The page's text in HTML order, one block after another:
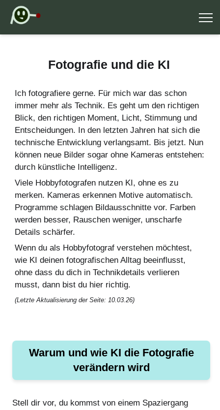
Fotografie und die KI
Ich fotografiere gerne. Für mich war das schon
immer mehr als Technik. Es geht um den richtigen
Blick, den richtigen Moment, Licht, Stimmung und
Entscheidungen. In den letzten Jahren hat sich die
technische Entwicklung verlangsamt. Bis jetzt. Nun
können neue Bilder sogar ohne Kameras entstehen:
durch künstliche Intelligenz.
Viele Hobbyfotografen nutzen KI, ohne es zu
merken. Kameras erkennen Motive automatisch.
Programme schlagen Bildausschnitte vor. Farben
werden besser, Rauschen weniger, unscharfe
Details schärfer.
Wenn du als Hobbyfotograf verstehen möchtest,
wie KI deinen fotografischen Alltag beeinflusst,
ohne dass du dich in Technikdetails verlieren
musst, dann bist du hier richtig.
(Letzte Aktualisierung der Seite: 10.03.26)
Warum und wie KI die Fotografie
verändern wird
Stell dir vor, du kommst von einem Spaziergang